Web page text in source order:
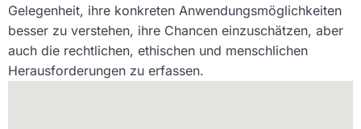
Gelegenheit, ihre konkreten Anwendungsmöglichkeiten
besser zu verstehen, ihre Chancen einzuschätzen, aber
auch die rechtlichen, ethischen und menschlichen
Herausforderungen zu erfassen.